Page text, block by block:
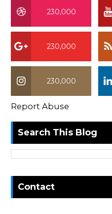
230,000
230,000
230,000
Report Abuse
Search This Blog
Contact